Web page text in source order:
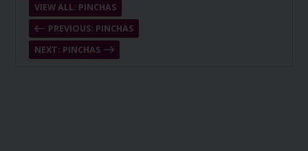
PREVIOUS: PINCHAS
VIEW ALL: PINCHAS
NEXT: PINCHAS